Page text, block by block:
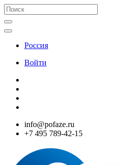
Россия
Войти
info@pofaze.ru
+7 495 789-42-15